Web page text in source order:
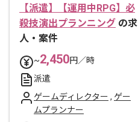
【派遣】【運用中RPG】必
殺技演出プランニング の求
人・案件
~2,450円／時
派遣
ゲームディレクター , ゲー
ムプランナー